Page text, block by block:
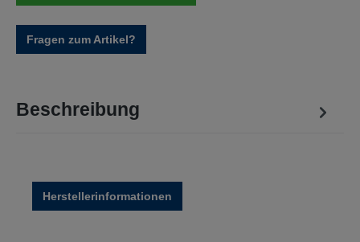
Fragen zum Artikel?
Beschreibung
Herstellerinformationen